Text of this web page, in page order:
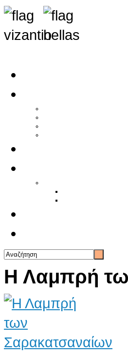
Η Λαμπρή